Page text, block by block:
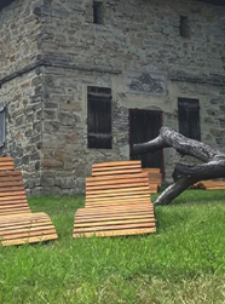
WELLNESS